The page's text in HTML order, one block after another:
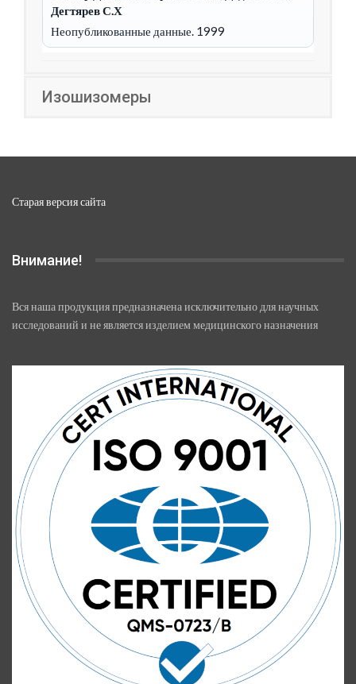
Дегтярев С.Х
Неопубликованные данные. 1999
Изошизомеры
Старая версия сайта
Внимание!
Вся наша продукция предназначена исключительно для научных
исследований и не является изделием медицинского назначения